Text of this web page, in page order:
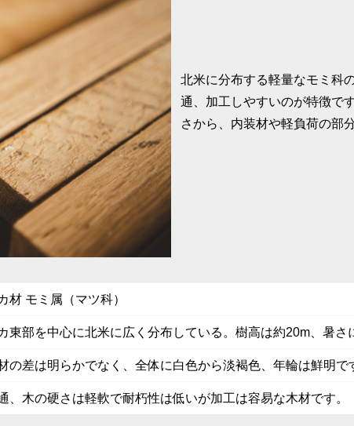
北米に分布する軽量なモミ科
通、加工しやすいのが特徴で
さから、内装材や軽負荷の部
材 モミ属（マツ科）
東部を中心に北米に広く分布している。樹高は約20m、暑さ
の差は明らかでなく、全体に白色から淡褐色、年輪は鮮明で
、木の硬さは軽軟で耐朽性は低いが加工は容易な木材です。